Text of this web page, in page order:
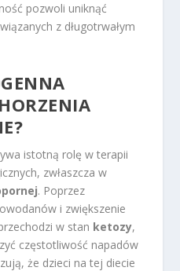
pozwoli uniknąć
z długotrwałym
istotną rolę w terapii
zwłaszcza w
. Poprzez
i zwiększenie
w stan ketozy,
częstotliwość napadów
że dzieci na tej diecie